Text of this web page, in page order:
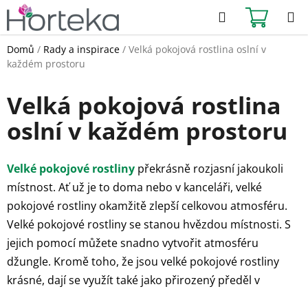
Přejít
na
obsah
Hledat
KOŠÍK
Domů / Rady a inspirace / Velká pokojová rostlina oslní v
každém prostoru
Velká pokojová rostlina
oslní v každém prostoru
Velké pokojové rostliny překrásně rozjasní jakoukoli
místnost. Ať už je to doma nebo v kanceláři, velké
pokojové rostliny okamžitě zlepší celkovou atmosféru.
Velké pokojové rostliny se stanou hvězdou místnosti. S
jejich pomocí můžete snadno vytvořit atmosféru
džungle. Kromě toho, že jsou velké pokojové rostliny
krásné, dají se využít také jako přirozený předěl v